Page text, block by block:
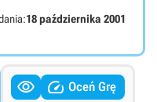
18 października 2001
  Oceń Grę